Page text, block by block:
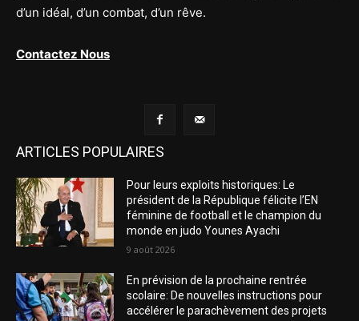
d’un idéal, d’un combat, d’un rêve.
Contactez Nous
ARTICLES POPULAIRES
Pour leurs exploits historiques: Le
président de la République félicite l’EN
féminine de football et le champion du
monde en judo Younes Ayachi
9 août 2026
En prévision de la prochaine rentrée
scolaire: De nouvelles instructions pour
accélérer le parachèvement des projets